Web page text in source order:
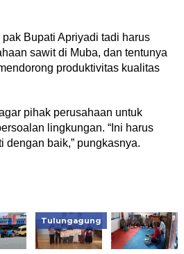
Bupati Apriyadi tadi harus
sawit di Muba, dan tentunya
produktivitas kualitas
pihak perusahaan untuk
lingkungan. “Ini harus
dengan baik,” pungkasnya.
Tulungagung